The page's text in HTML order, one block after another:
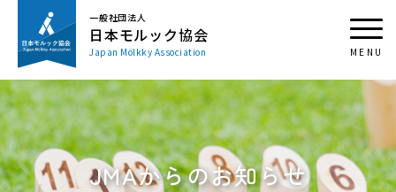
一般社団法人
日本モルック協会
Japan Mölkky Association
JMAからのお知らせ